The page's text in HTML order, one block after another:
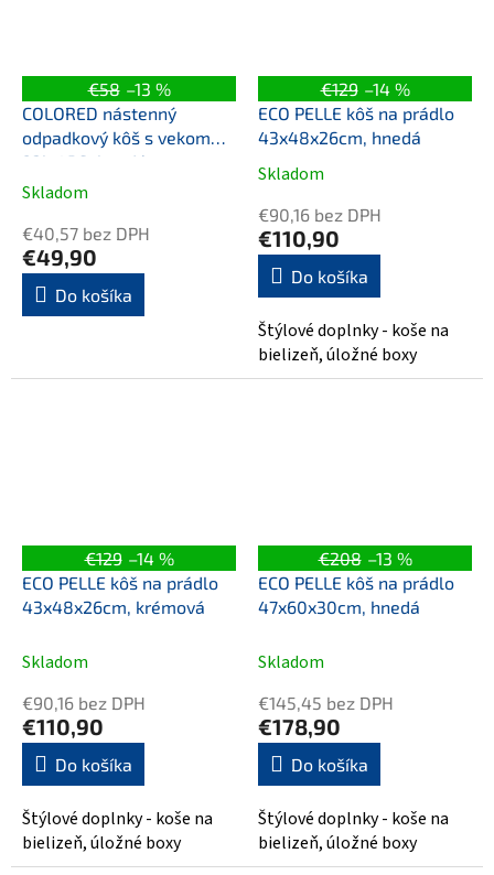
€58 –13 %
COLORED nástenný
odpadkový kôš s vekom
23l, ABS, hnedá
Skladom
€40,57 bez DPH
€49,90
Do košíka
€129 –14 %
ECO PELLE kôš na prádlo
43x48x26cm, hnedá
Priemerné
hodnotenie
produktu
je
5,0
z
5
hviezdičiek.
Skladom
€90,16 bez DPH
€110,90
Do košíka
Štýlové doplnky - koše na
bielizeň, úložné boxy
€129 –14 %
ECO PELLE kôš na prádlo
43x48x26cm, krémová
Skladom
€90,16 bez DPH
€110,90
Do košíka
Štýlové doplnky - koše na
bielizeň, úložné boxy
€208 –13 %
ECO PELLE kôš na prádlo
47x60x30cm, hnedá
Skladom
€145,45 bez DPH
€178,90
Do košíka
Štýlové doplnky - koše na
bielizeň, úložné boxy